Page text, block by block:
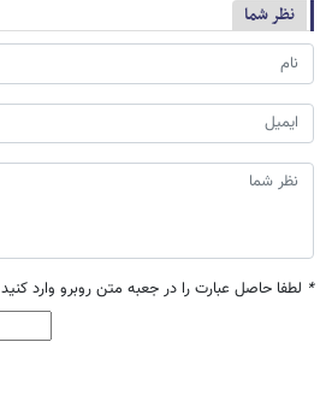
نظر شما
* لطفا حاصل عبارت را در جعبه متن روبرو وارد کنید